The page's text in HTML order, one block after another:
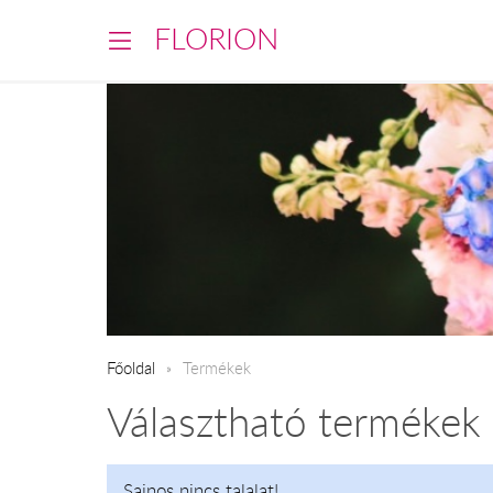
FLORION
Főoldal Termékek
Választható termékek